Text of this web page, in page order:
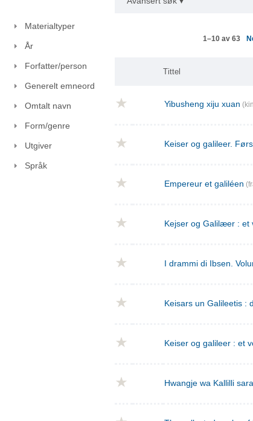
Materialtyper
År
Forfatter/person
Generelt emneord
Omtalt navn
Form/genre
Utgiver
Språk
1–10 av 63
Tittel
Yibusheng xiju xuan
Keiser og galileer.
Empereur et galiléen
Kejser og Galilæer : et
I drammi di Ibsen.
Keisars un Galileetis :
Keiser og galileer : et
Hwangje wa Kallilli